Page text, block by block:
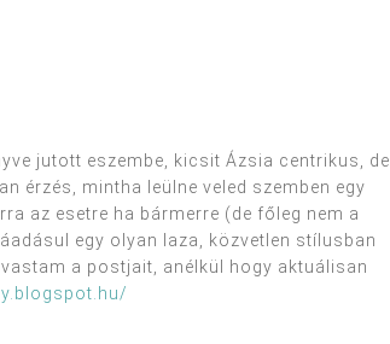
jutott eszembe, kicsit Ázsia centrikus, de
érzés, mintha leülne veled szemben egy
az esetre ha bármerre (de főleg nem a
egy olyan laza, közvetlen stílusban
a postjait, anélkül hogy aktuálisan